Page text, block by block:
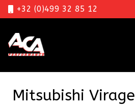
+32 (0)499 32 85 12
Mitsubishi Virage